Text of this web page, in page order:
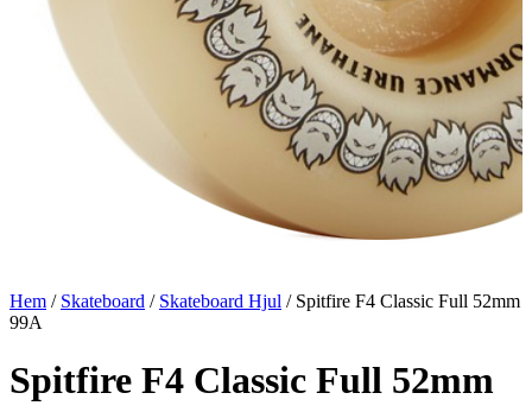
Hem / Skateboard / Skateboard Hjul / Spitfire F4 Classic Full 52mm
99A
Spitfire F4 Classic Full 52mm